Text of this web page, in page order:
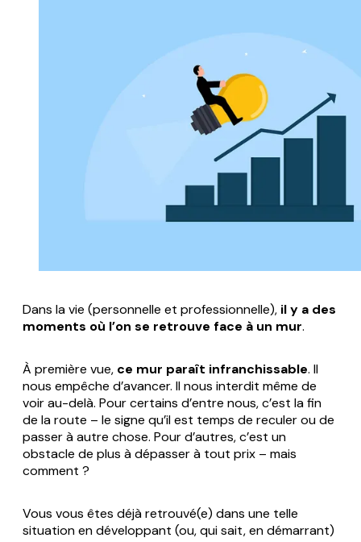
Dans la vie (personnelle et professionnelle), il y a des
moments où l’on se retrouve face à un mur.
À première vue, ce mur paraît infranchissable. Il
nous empêche d’avancer. Il nous interdit même de
voir au-delà. Pour certains d’entre nous, c’est la fin
de la route – le signe qu’il est temps de reculer ou de
passer à autre chose. Pour d’autres, c’est un
obstacle de plus à dépasser à tout prix – mais
comment ?
Vous vous êtes déjà retrouvé(e) dans une telle
situation en développant (ou, qui sait, en démarrant)